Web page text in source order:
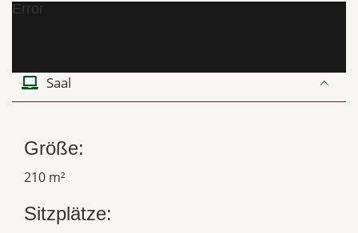
Error
Saal
Größe:
210 m²
Sitzplätze: